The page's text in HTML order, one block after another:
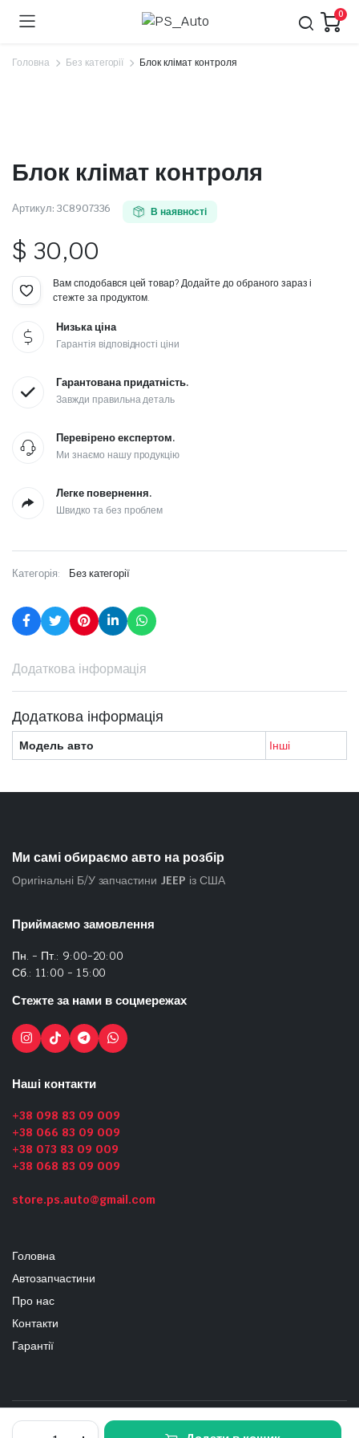
0
Головна Без категорії Блок клімат контроля
Блок клімат контроля
Артикул: 3C8907336 В наявності
$ 30,00
Вам сподобався цей товар? Додайте до обраного зараз і
стежте за продуктом.
Низька ціна
Гарантія відповідності ціни
Гарантована придатність.
Завжди правильна деталь
Перевірено експертом.
Ми знаємо нашу продукцію
Легке повернення.
Швидко та без проблем
Категорія: Без категорії
Додаткова інформація
Додаткова інформація
Модель авто Інші
Ми самі обираємо авто на розбір
Оригінальні Б/У запчастини JEEP із США
Приймаємо замовлення
Пн. - Пт.: 9:00-20:00
Сб.: 11:00 - 15:00
Стежте за нами в соцмережах
Наші контакти
+38 098 83 09 009
+38 066 83 09 009
+38 073 83 09 009
+38 068 83 09 009
store.ps.auto@gmail.com
Головна
Автозапчастини
Про нас
Контакти
Гарантії
Copyright 2024 © PS_Auto